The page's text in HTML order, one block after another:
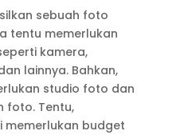
sebuah foto
tentu memerlukan
kamera,
lainnya. Bahkan,
studio foto dan
foto. Tentu,
memerlukan budget